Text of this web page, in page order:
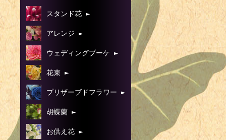
スタンド花 ►
アレンジ ►
ウェディングブーケ ►
花束 ►
プリザーブドフラワー ►
胡蝶蘭 ►
お供え花 ►